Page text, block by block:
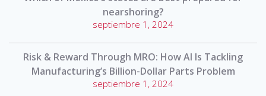
nearshoring?
septiembre 1, 2024
Risk & Reward Through MRO: How AI Is Tackling
Manufacturing’s Billion-Dollar Parts Problem
septiembre 1, 2024